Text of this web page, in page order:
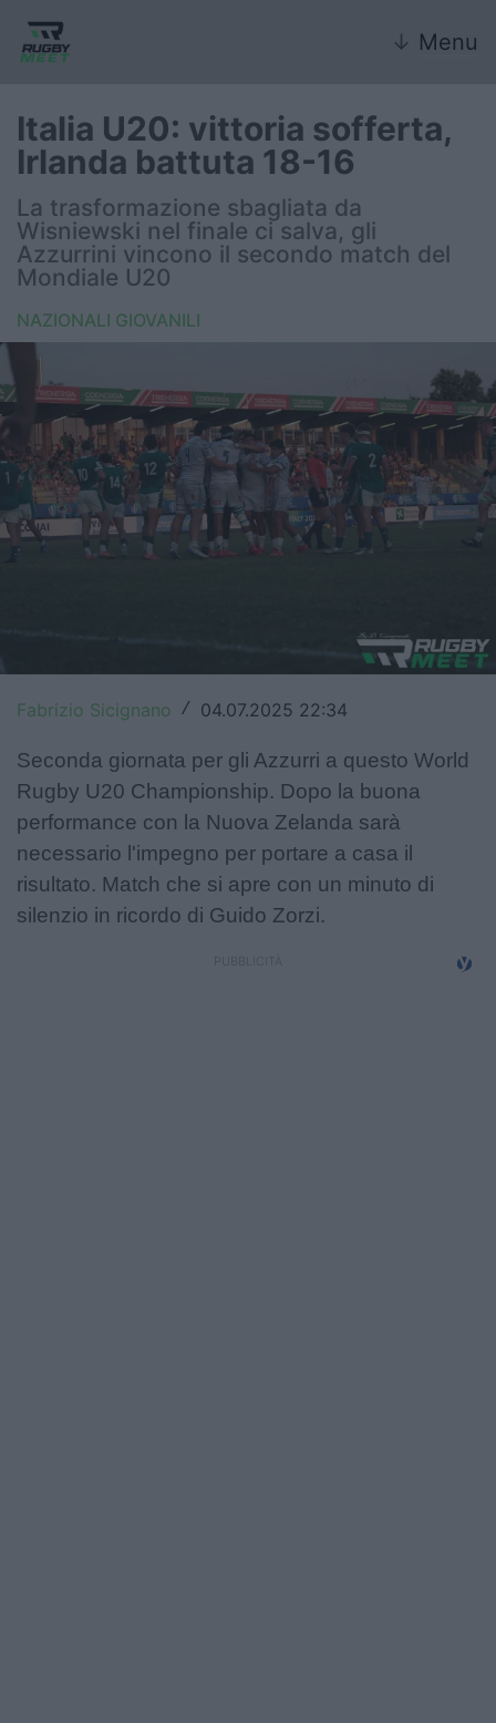
↓ Menu
Nazionali giovanili
Rugby Sevens
FIR
Internazionale
6 Nazioni
United Rugby Championship
Top14
Challenge Cup
World Rugby
Rugby World Cup
Super Rugby
Rugby in TV
Mercato
Italia U20: vittoria sofferta,
Irlanda battuta 18-16
La trasformazione sbagliata da
Wisniewski nel finale ci salva, gli
Azzurrini vincono il secondo match del
Mondiale U20
NAZIONALI GIOVANILI
Fabrizio Sicignano / 04.07.2025 22:34
Seconda giornata per gli Azzurri a questo World
Rugby U20 Championship. Dopo la buona
performance con la Nuova Zelanda sarà
necessario l'impegno per portare a casa il
risultato. Match che si apre con un minuto di
silenzio in ricordo di Guido Zorzi.